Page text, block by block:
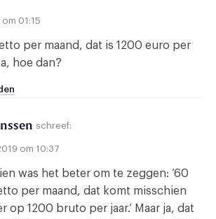
01:15
per maand, dat is 1200 euro per
hoe dan?
schreef:
om 10:37
was het beter om te zeggen: ’60
per maand, dat komt misschien
op 1200 bruto per jaar.’ Maar ja, dat